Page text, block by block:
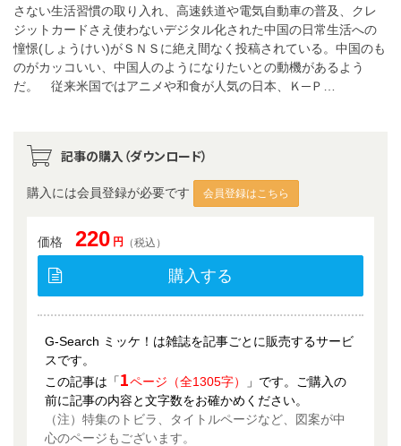
さない生活習慣の取り入れ、高速鉄道や電気自動車の普及、クレ
ジットカードさえ使わないデジタル化された中国の日常生活への
憧憬(しょうけい)がＳＮＳに絶え間なく投稿されている。中国のも
のがカッコいい、中国人のようになりたいとの動機があるよう
だ。 従来米国ではアニメや和食が人気の日本、Ｋ─Ｐ…
記事の購入（ダウンロード）
購入には会員登録が必要です 会員登録はこちら
価格 220 円 （税込）
購入する
G-Search ミッケ！は雑誌を記事ごとに販売するサービ
スです。
この記事は「1ページ（全1305字）
」です。ご購入の
前に記事の内容と文字数をお確かめください。
（注）特集のトビラ、タイトルページなど、図案が中
心のページもございます。